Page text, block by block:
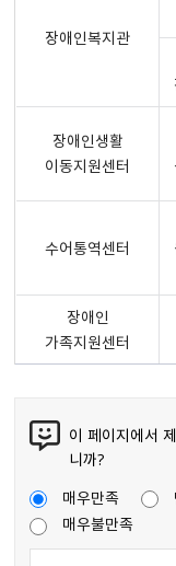
장애인복지관
장애인생활
이동지원센터
수어통역센터
장애인
가족지원센터
이 페이지에서
니까?
매우만족
매우불만족